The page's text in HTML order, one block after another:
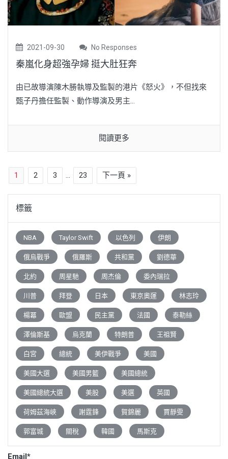
2021-09-30 No Responses
秦嵐化身超強孕婦 挺大肚狂奔
由已故導演陳木勝執導及監製的港片《怒火》，不但找來
甄子丹擔任監製、動作導演及男主...
閱讀更多
1 2 3 ... 23 下一頁 »
標籤
NBA Taylor Swift 以色列 伊朗
俄烏戰爭 俄羅斯 共和黨 劉德華
北約 周星馳 周杰倫 委內瑞拉
川普 拜登 日本 東京奧運 林志玲
楊冪 歐盟 民主黨 法國 泰勒絲
澤倫斯基 烏克蘭 特朗普 王祖賢
白宮 總統 美伊戰爭 美國
美國大選 美國男籃 美國總統
美國總統大選 美股 美選 英國
荷姆茲海峽 謝霆鋒 賀錦麗 賈靜雯
郭富城 關稅 韓國 馬斯克
Email*